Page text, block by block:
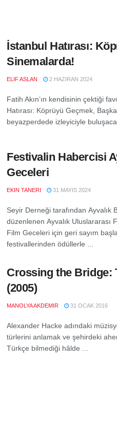
İstanbul Hatırası:
Sinemalarda!
ELIF ASLAN 2 HAZIRAN 2024
Fatih Akın’ın kendisinin çektiği
Hatırası: Köprüyü Geçmek,
beyazperdede izleyiciyle
Festivalin Habercisi
Geceleri
EKIN TANERI 31 MAYIS 2024
Seyir Derneği tarafından Ayvalık
düzenlenen Ayvalık Uluslararası
Film Geceleri için geri sayım
festivallerinden ödüllerle ...
Crossing the Bridge:
(2005)
MANOLYA AKDEMIR 31 OCAK 2016
Alexander Hacke adındaki
türlerini anlamak ve şehirdeki
Türkçe bilmediği hâlde ...